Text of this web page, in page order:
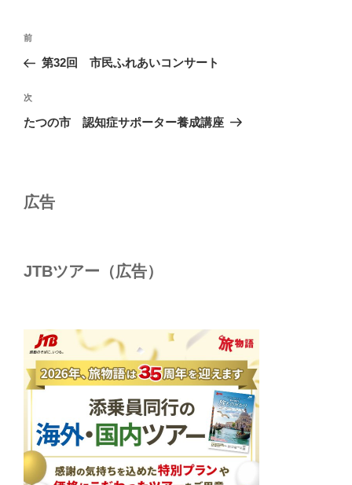
投
ナ
ビ
ゲ
ン
前
の
稿
前
第32回 市民ふれあいコンサート
次
の
次
たつの市 認知症サポーター養成講座
広告
JTBツアー（広告）